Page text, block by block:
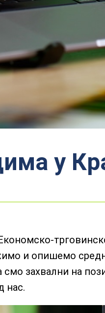
у
и опишемо
захвални на
нас.